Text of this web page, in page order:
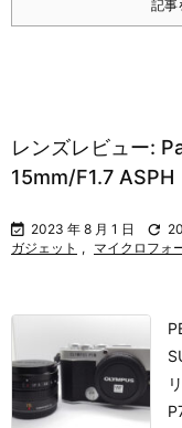
記事
レンズレビュー:
15mm/F1.7 ASPH
 2023 年 8 月 1 日 
ガジェット , マイクロフォ